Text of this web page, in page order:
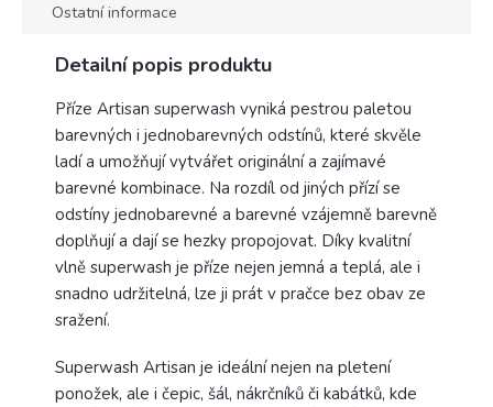
Ostatní informace
Detailní popis produktu
Příze Artisan superwash vyniká pestrou paletou
barevných i jednobarevných odstínů, které skvěle
ladí a umožňují vytvářet originální a zajímavé
barevné kombinace. Na rozdíl od jiných přízí se
odstíny jednobarevné a barevné vzájemně barevně
doplňují a dají se hezky propojovat. Díky kvalitní
vlně superwash je příze nejen jemná a teplá, ale i
snadno udržitelná, lze ji prát v pračce bez obav ze
sražení.
Superwash Artisan je ideální nejen na pletení
ponožek, ale i čepic, šál, nákrčníků či kabátků, kde